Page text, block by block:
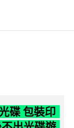
碟 包裝印